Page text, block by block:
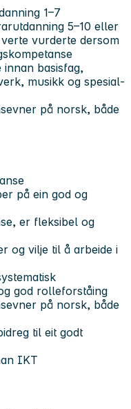
1–7
5–10 eller
vurderte dersom
basisfag,
musikk og spesial-
på norsk, både
på ein god og
er fleksibel og
og vilje til å arbeide i
god rolleforståing
på norsk, både
til eit godt
IKT